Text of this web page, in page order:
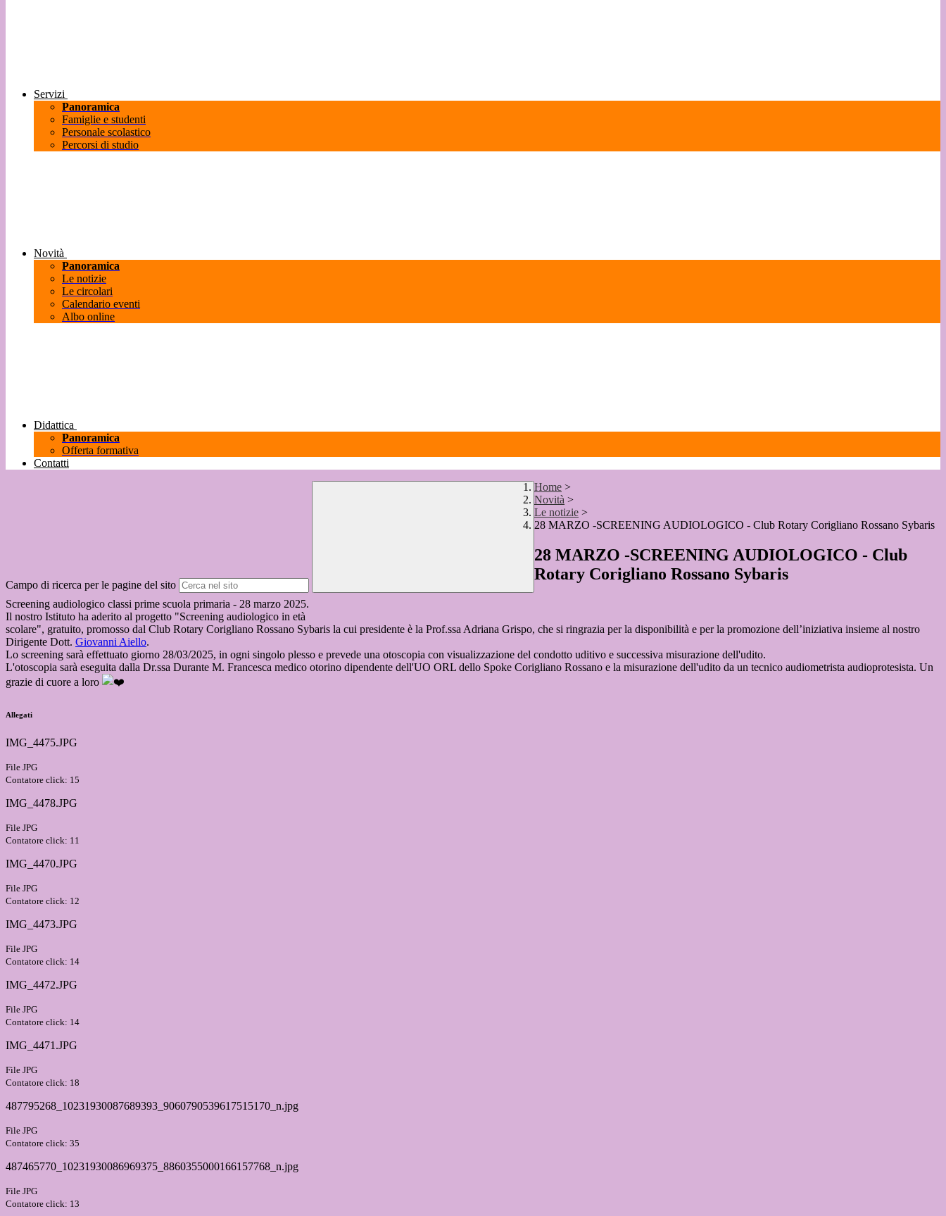
Servizi
Panoramica
Famiglie e studenti
Personale scolastico
Percorsi di studio
Novità
Panoramica
Le notizie
Le circolari
Calendario eventi
Albo online
Didattica
Panoramica
Offerta formativa
Contatti
Campo di ricerca per le pagine del sito
Home >
Novità >
Le notizie >
28 MARZO -SCREENING AUDIOLOGICO - Club Rotary Corigliano Rossano Sybaris
28 MARZO -SCREENING AUDIOLOGICO - Club
Rotary Corigliano Rossano Sybaris
Screening audiologico classi prime scuola primaria - 28 marzo 2025.
Il nostro Istituto ha aderito al progetto "Screening audiologico in età
scolare", gratuito, promosso dal Club Rotary Corigliano Rossano Sybaris la cui presidente è la Prof.ssa Adriana Grispo, che si ringrazia per la disponibilità e per la promozione dell’iniziativa insieme al nostro
Dirigente Dott. Giovanni Aiello.
Lo screening sarà effettuato giorno 28/03/2025, in ogni singolo plesso e prevede una otoscopia con visualizzazione del condotto uditivo e successiva misurazione dell'udito.
L'otoscopia sarà eseguita dalla Dr.ssa Durante M. Francesca medico otorino dipendente dell'UO ORL dello Spoke Corigliano Rossano e la misurazione dell'udito da un tecnico audiometrista audioprotesista. Un
grazie di cuore a loro
Allegati
IMG_4475.JPG
File JPG
Contatore click: 15
IMG_4478.JPG
File JPG
Contatore click: 11
IMG_4470.JPG
File JPG
Contatore click: 12
IMG_4473.JPG
File JPG
Contatore click: 14
IMG_4472.JPG
File JPG
Contatore click: 14
IMG_4471.JPG
File JPG
Contatore click: 18
487795268_10231930087689393_9060790539617515170_n.jpg
File JPG
Contatore click: 35
487465770_10231930086969375_8860355000166157768_n.jpg
File JPG
Contatore click: 13